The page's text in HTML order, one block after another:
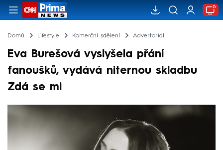
Domů Lifestyle Komerční sdělení Advertoriál
Eva Burešová vyslyšela přání
fanoušků, vydává niternou skladbu
Zdá se mi